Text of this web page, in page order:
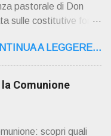
pastorale di Don
sulle costitutive fon ti
noi per mezzo di Gesù,
Io don Gino Oliosi v
su don
di vita l'ho scelto
" ERO "CURATO" …
A LEGGERE...
Comunione
scopri quali